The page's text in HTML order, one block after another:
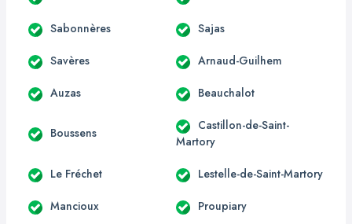
Sabonnères Sajas
Savères Arnaud-Guilhem
Auzas Beauchalot
Boussens
Castillon-de-Saint-
Martory
Le Fréchet Lestelle-de-Saint-Martory
Mancioux Proupiary